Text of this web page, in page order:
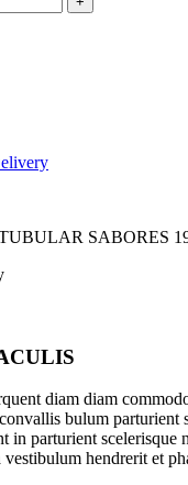
SABORES
diam diam
bulum parturient
in parturient scelerisque
hendrerit et